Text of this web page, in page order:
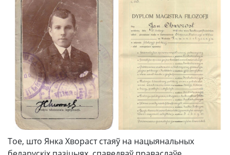
Тое, што Янка Хвораст стаяў на нацыянальных